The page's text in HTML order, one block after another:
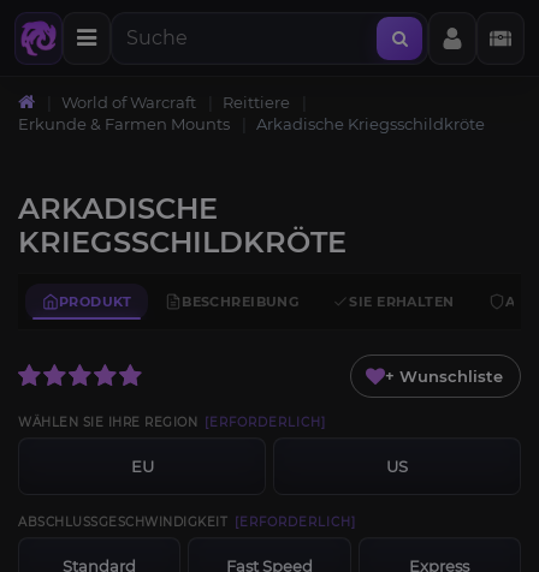
World of Warcraft
Reittiere
Erkunde & Farmen Mounts
Arkadische Kriegsschildkröte
ARKADISCHE
KRIEGSSCHILDKRÖTE
PRODUKT BESCHREIBUNG SIE ERHALTEN
+ Wunschliste
WÄHLEN SIE IHRE REGION [ERFORDERLICH]
EU US
ABSCHLUSSGESCHWINDIGKEIT [ERFORDERLICH]
Standard Fast Speed Express